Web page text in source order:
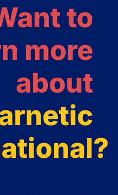
to
more
about